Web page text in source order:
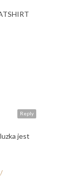
Reply
jest